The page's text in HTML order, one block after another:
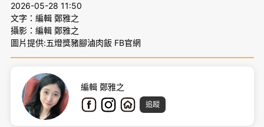
2026-05-28 11:50
文字：編輯 鄭雅之
攝影：編輯 鄭雅之
圖片提供:五燈獎豬腳滷肉飯 FB官網
編輯 鄭雅之
追蹤